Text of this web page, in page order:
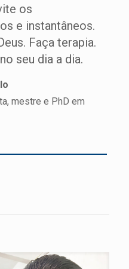
os
e instantâneos.
Faça terapia.
seu dia a dia.
mestre e PhD em